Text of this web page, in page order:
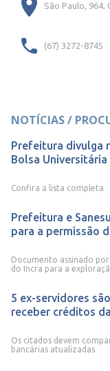
São Paulo, 964,
(67) 3272-8745
NOTÍCIAS /
Prefeitura divulga
Bolsa Universitária
Confira a lista completa
Prefeitura e
para a permissão
Documento assinado
do Incra para a
5 ex-servidores
receber créditos
Os citados devem
bancárias atualizadas